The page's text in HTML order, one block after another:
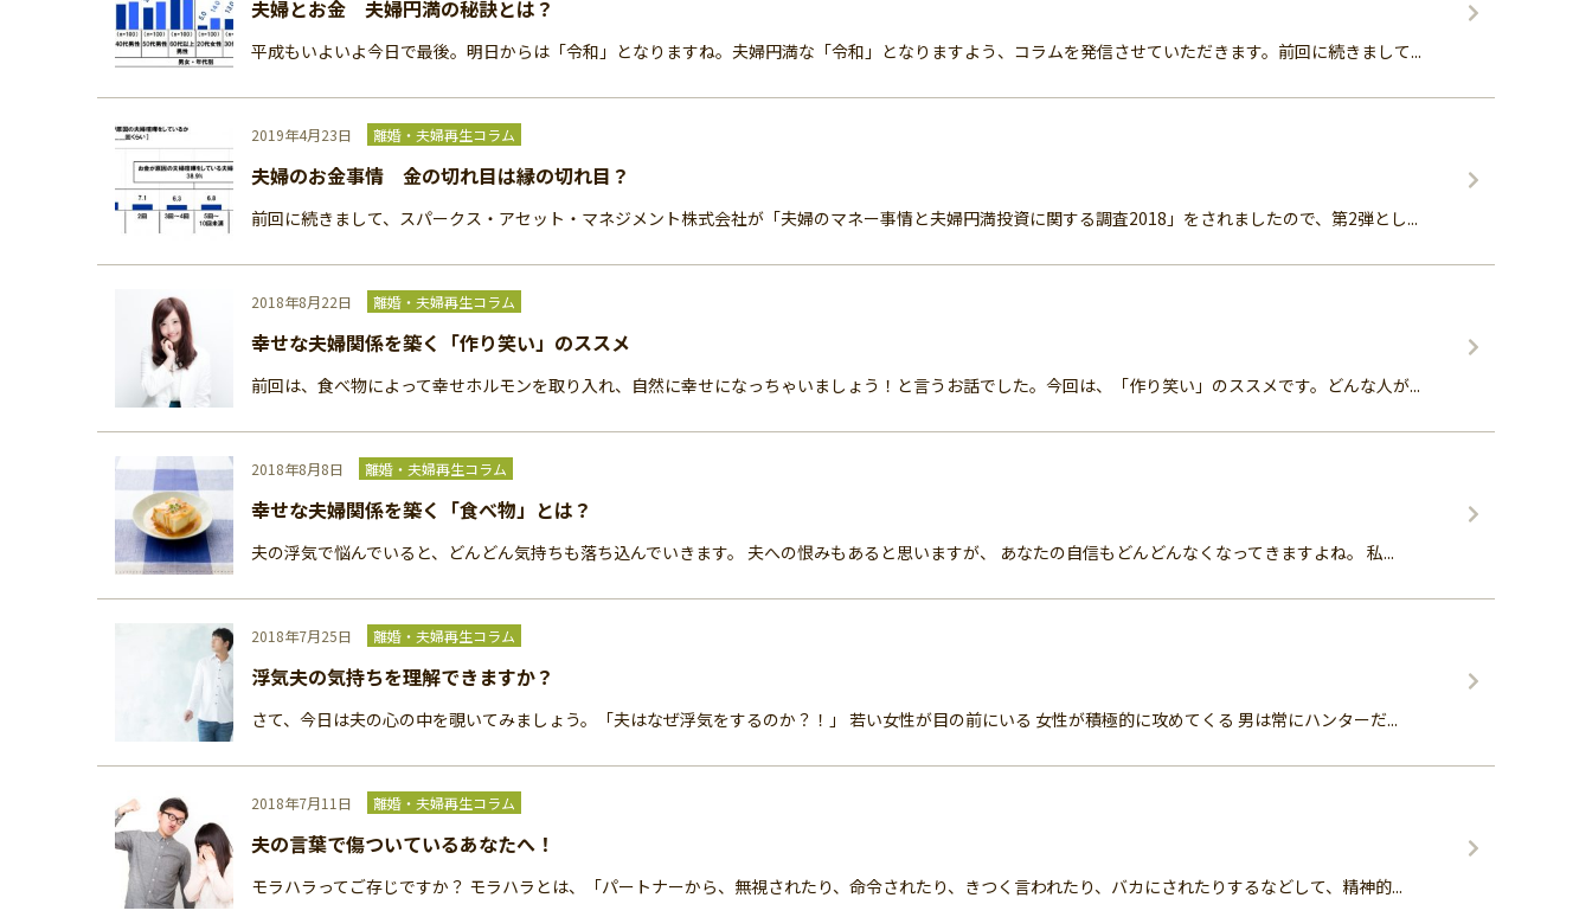
夫婦とお金 夫婦円満の秘訣とは？
平成もいよいよ今日で最後。明日からは「令和」となりますね。夫婦円満な「令和」となりますよう、コラムを発信させていただきます。前回に続きまして...
2019年4月23日 離婚・夫婦再生コラム
夫婦のお金事情 金の切れ目は縁の切れ目？
前回に続きまして、スパークス・アセット・マネジメント株式会社が「夫婦のマネー事情と夫婦円満投資に関する調査2018」をされましたので、第2弾とし...
2018年8月22日 離婚・夫婦再生コラム
幸せな夫婦関係を築く「作り笑い」のススメ
前回は、食べ物によって幸せホルモンを取り入れ、自然に幸せになっちゃいましょう！と言うお話でした。今回は、「作り笑い」のススメです。どんな人が...
2018年8月8日 離婚・夫婦再生コラム
幸せな夫婦関係を築く「食べ物」とは？
夫の浮気で悩んでいると、どんどん気持ちも落ち込んでいきます。 夫への恨みもあると思いますが、 あなたの自信もどんどんなくなってきますよね。 私...
2018年7月25日 離婚・夫婦再生コラム
浮気夫の気持ちを理解できますか？
さて、今日は夫の心の中を覗いてみましょう。「夫はなぜ浮気をするのか？！」 若い女性が目の前にいる 女性が積極的に攻めてくる 男は常にハンターだ...
2018年7月11日 離婚・夫婦再生コラム
夫の言葉で傷ついているあなたへ！
モラハラってご存じですか？ モラハラとは、「パートナーから、無視されたり、命令されたり、きつく言われたり、バカにされたりするなどして、精神的...